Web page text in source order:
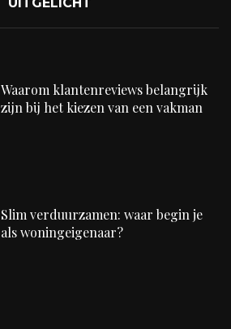
Waarom klantenreviews belangrijk
zijn bij het kiezen van een vakman
Slim verduurzamen: waar begin je
als woningeigenaar?